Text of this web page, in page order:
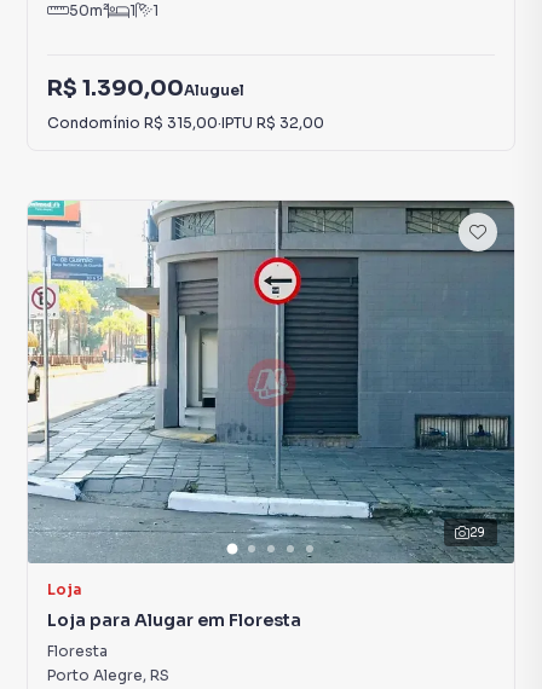
50m² 1 1
R$ 1.390,00Aluguel
Condomínio R$ 315,00·IPTU R$ 32,00
29
Loja
Loja para Alugar em Floresta
Floresta
Porto Alegre, RS